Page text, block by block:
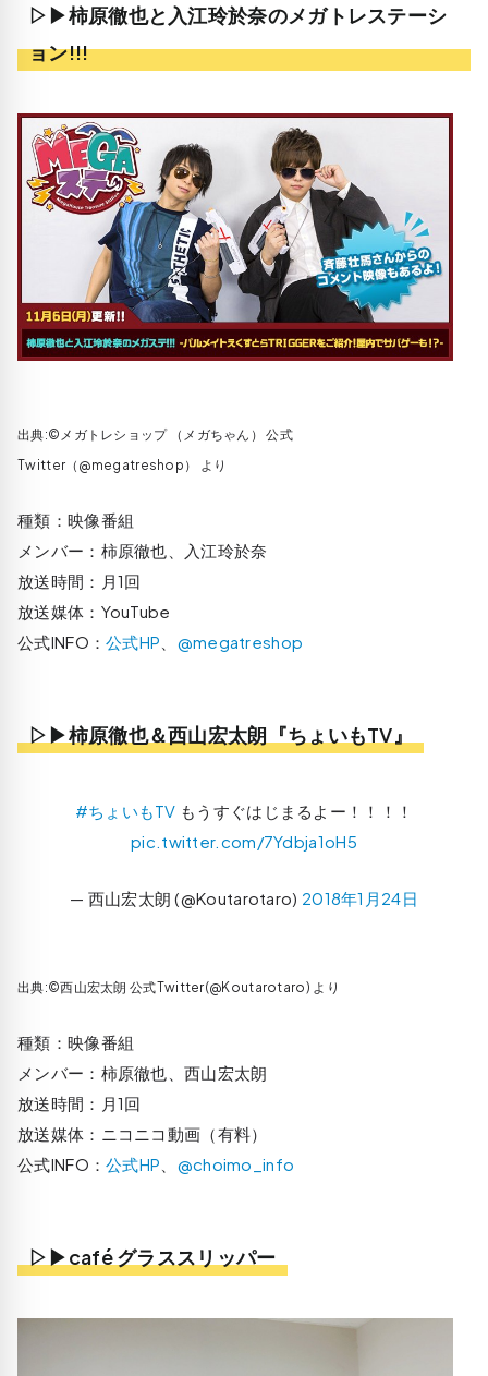
▷▶柿原徹也と入江玲於奈のメガトレステーシ
ョン!!!
出典:©メガトレショップ （メガちゃん）‏ 公式
Twitter（@megatreshop） より
種類：映像番組
メンバー：柿原徹也、入江玲於奈
放送時間：月1回
放送媒体：YouTube
公式INFO：公式HP @megatreshop
▷▶柿原徹也＆西山宏太朗『ちょいもTV』
#ちょいもTV もうすぐはじまるよー！！！！
pic.twitter.com/7Ydbja1oH5
— 西山宏太朗 (@Koutarotaro) 2018年1月24日
出典:©西山宏太朗 公式Twitter(@Koutarotaro) より
種類：映像番組
メンバー：柿原徹也、西山宏太朗
放送時間：月1回
放送媒体：ニコニコ動画（有料）
公式INFO：公式HP @choimo_info
▷▶café グラススリッパー